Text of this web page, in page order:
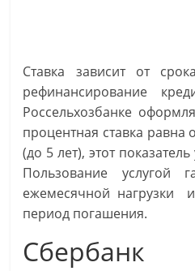
Ставка зависит от
рефинансирование
Россельхозбанке
процентная ставка равна
(до 5 лет), этот
Пользование услугой
ежемесячной нагрузки
период погашения.
Сбербанк